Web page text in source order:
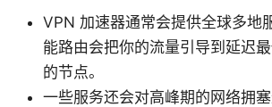
VPN 加速器通常会提供全球多地
能路由会把你的流量引导到延迟
的节点。
一些服务还会对高峰期的网络拥塞